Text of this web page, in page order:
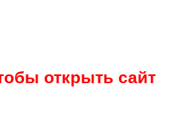
открыть сайт